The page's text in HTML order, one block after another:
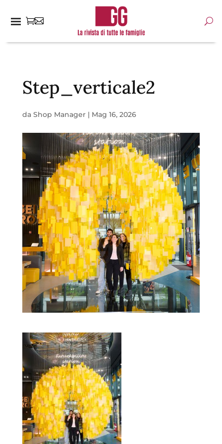
Step_verticale2
da Shop Manager| Mag 16, 2026